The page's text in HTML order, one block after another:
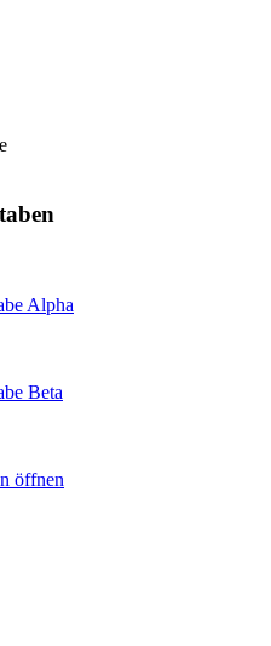
Alpha
Beta
öffnen